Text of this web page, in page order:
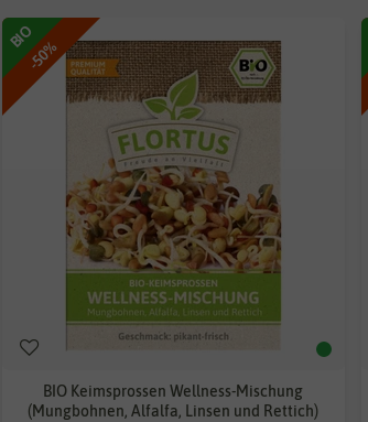
-50%
BIO
BIO Keimsprossen Wellness-Mischung
(Mungbohnen, Alfalfa, Linsen und Rettich)